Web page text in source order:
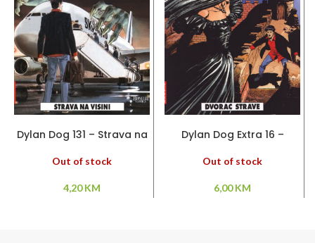
Dylan Dog 131 – Strava na
Out of stock
4,20KM
Dylan Dog Extra 16 –
Out of stock
6,00KM